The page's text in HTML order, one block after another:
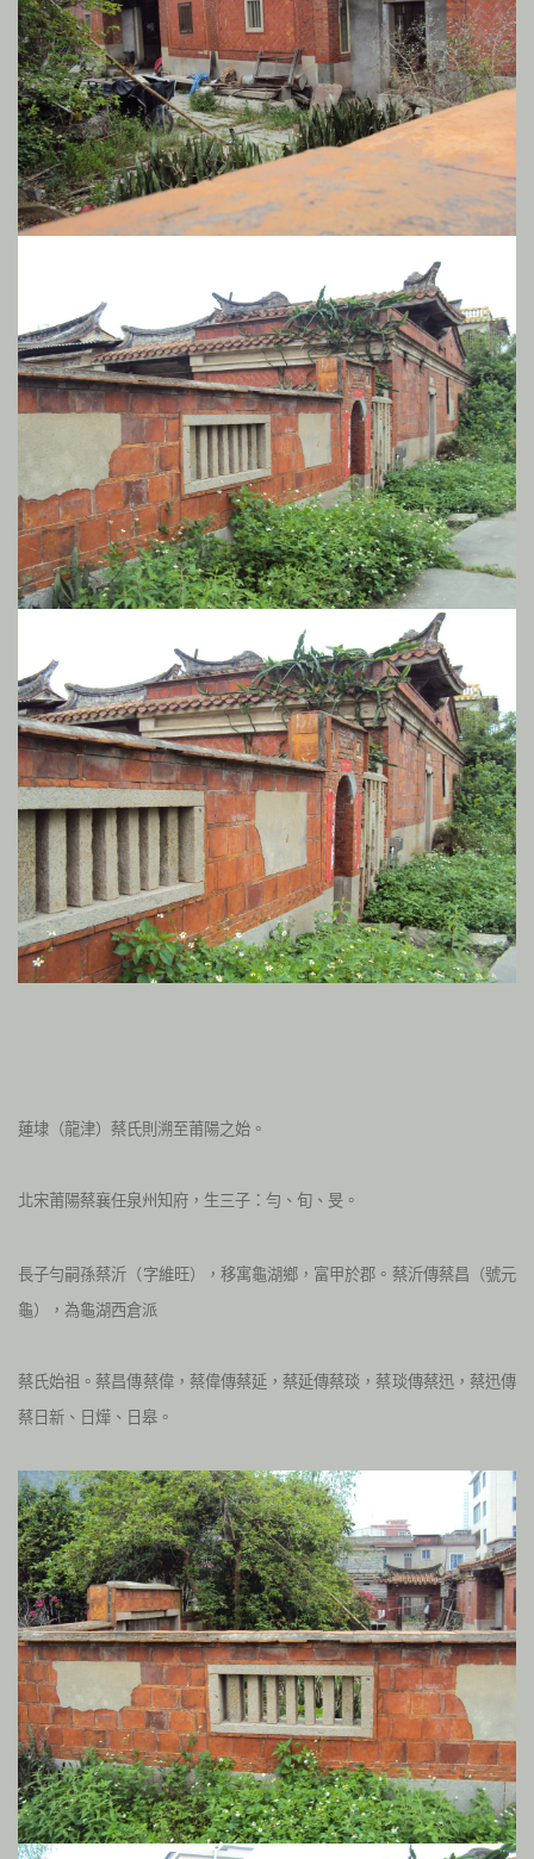
蓮埭（龍津）蔡氏則溯至莆陽之始。
北宋莆陽蔡襄任泉州知府，生三子：勻、旬、旻。
長子勻嗣孫蔡沂（字維旺），移寓龜湖鄉，富甲於郡。蔡沂傳蔡昌（號元
龜），為龜湖西倉派
蔡氏始祖。蔡昌傳蔡偉，蔡偉傳蔡延，蔡延傳蔡琰，蔡琰傳蔡迅，蔡迅傳
蔡日新、日燁、日皋。